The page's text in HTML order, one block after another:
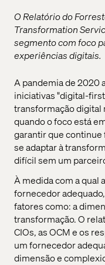
O Relatório do
Transformation
segmento com foco
experiências digitais.
A pandemia de 2020
iniciativas "digital-
transformação digital
quando o foco está
garantir que continue
se adaptar à
difícil sem um
À medida com a qual
fornecedor
fatores como: a
transformação. O
CIOs, as OCM e os
um fornecedor
dimensão e